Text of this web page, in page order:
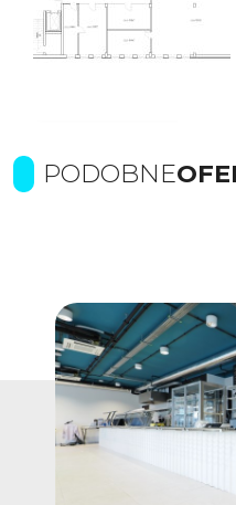
PODOBNE
Dodaj do ulubionych